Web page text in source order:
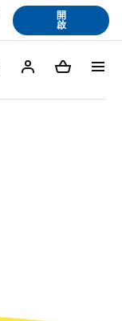
開
啟